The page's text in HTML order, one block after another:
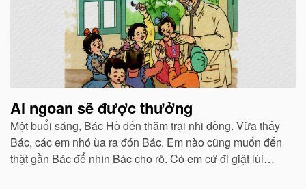
Ai ngoan sẽ được thưởng
Một buổi sáng, Bác Hồ đến thăm trại nhi đồng. Vừa thấy
Bác, các em nhỏ ùa ra đón Bác. Em nào cũng muốn đến
thật gần Bác để nhìn Bác cho rõ. Có em cứ đi giật lùi